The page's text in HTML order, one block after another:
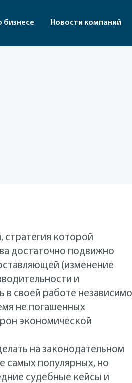
бизнесе Новости компаний
которой
достаточно подвижно
(изменение
и
в своей работе независимо
не погашенных
экономической
на законодательном
самых популярных, но
судебные кейсы и